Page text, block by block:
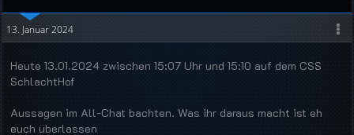
13. Januar 2024
Heute 13.01.2024 zwischen 15:07 Uhr und 15:10 auf dem CSS
SchlachtHof
Aussagen im All-Chat bachten. Was ihr daraus macht ist eh
euch überlassen